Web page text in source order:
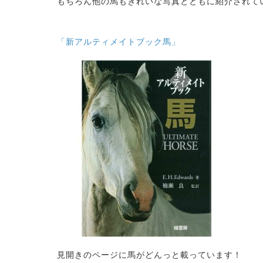
「 新アルティメイトブック馬」
見開きのページに馬がどんっと載っています！